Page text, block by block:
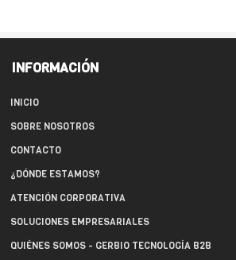
INFORMACIÓN
INICIO
SOBRE NOSOTROS
CONTACTO
¿DÓNDE ESTAMOS?
ATENCIÓN CORPORATIVA
SOLUCIONES EMPRESARIALES
QUIÉNES SOMOS - GERBIO TECNOLOGÍA B2B